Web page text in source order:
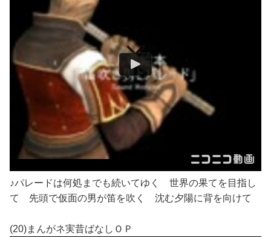
♪パレードは何処までも続いてゆく 世界の果てを目指し
て 先頭で仮面の男が笛を吹く 沈む夕陽に背を向けて
(20)まんがネ実昔ばなしＯＰ